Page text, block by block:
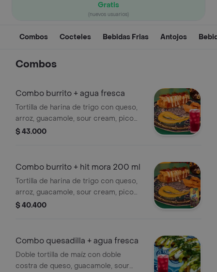
Gratis
(nuevos usuarios)
Combos Cocteles Bebidas Frias Antojos
Combos
Combo burrito + agua fresca
Tortilla de harina de trigo con queso,
arroz, guacamole, sour cream, pico
de gallo, frijol refrito y tu proteína
jamaica )
$ 43.000
Combo burrito + hit mora 200 ml
Tortilla de harina de trigo con queso,
arroz, guacamole, sour cream, pico
de gallo, frijol refrito y tu proteína
$ 40.400
Combo quesadilla + agua fresca
Doble tortilla de maíz con doble
costra de queso, guacamole, sour